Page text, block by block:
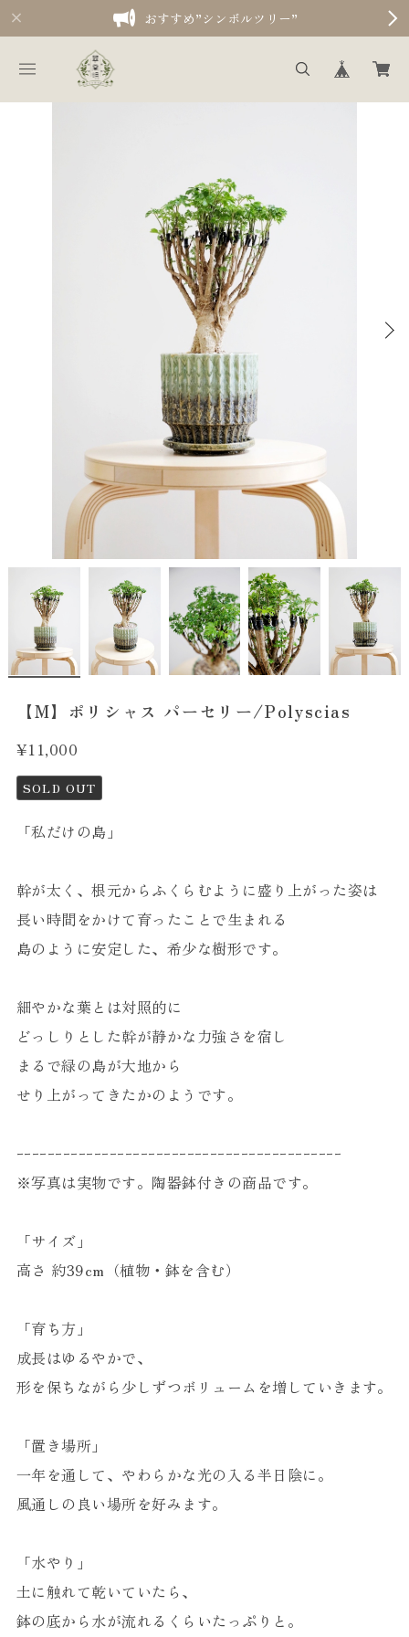
おすすめ”シンボルツリー”
【M】ポリシャス パーセリー/Polyscias
¥11,000
SOLD OUT
「私だけの島」
幹が太く、根元からふくらむように盛り上がった姿は
長い時間をかけて育ったことで生まれる
島のように安定した、希少な樹形です。
細やかな葉とは対照的に
どっしりとした幹が静かな力強さを宿し
まるで緑の島が大地から
せり上がってきたかのようです。
ｰｰｰｰｰｰｰｰｰｰｰｰｰｰｰｰｰｰｰｰｰｰｰｰｰｰｰｰｰｰｰｰｰｰｰｰｰｰｰｰｰｰ
※写真は実物です。陶器鉢付きの商品です。
「サイズ」
高さ 約39cm（植物・鉢を含む）
「育ち方」
成長はゆるやかで、
形を保ちながら少しずつボリュームを増していきます。
「置き場所」
一年を通して、やわらかな光の入る半日陰に。
風通しの良い場所を好みます。
「水やり」
土に触れて乾いていたら、
鉢の底から水が流れるくらいたっぷりと。